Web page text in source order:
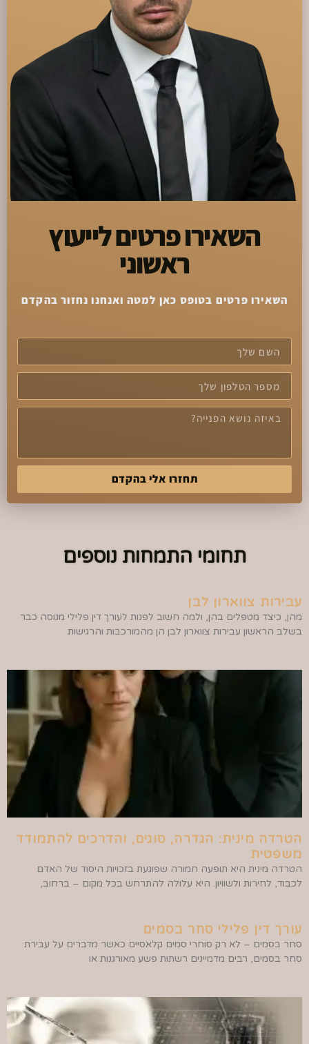
השאירו פרטים לייעוץ
ראשוני
השאירו פרטים בטופס כאן למטה ואנחנו נחזור בהקדם
תחזרו אלי בהקדם
תחומי התמחות נוספים
עבירות צווארון לבן
מהן, כיצד מטפלים בהן, ולמה חשוב לפנות לעורך דין פלילי מנוסה כבר
בשלב הראשון עבירות צווארון לבן הן מהמורכבות והרגישות
הטרדה מינית: הגדרה, סוגים, והדרכים להתמודד
משפטית
הטרדה מינית היא תופעה חמורה שפוגעת בזכויות היסוד של האדם
לכבוד, לחירות ולשוויון. היא עלולה להתרחש בכל מקום – ברחוב,
עורך דין פלילי סחר בסמים
סחר בסמים – לא רק סוחרי סמים קלאסיים כאשר מדברים על עבירת
סחר בסמים, רבים מדמיינים רשתות פשע מאורגנות או